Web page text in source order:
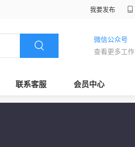
我要发布
微信公众号
查看更多工作
联系客服 会员中心